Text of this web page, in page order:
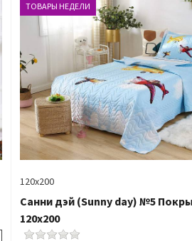
ТОВАРЫ НЕДЕЛИ
120х200
Санни дэй (Sunny day) №5
120х200